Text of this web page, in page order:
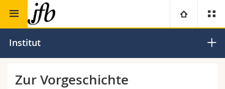
Universität Institut Barthélémy
Institut
Zur Vorgeschichte